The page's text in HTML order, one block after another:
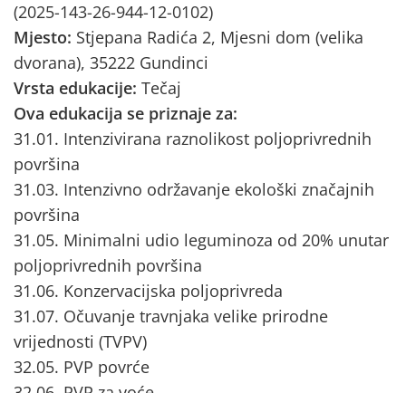
(2025-143-26-944-12-0102)
Mjesto: Stjepana Radića 2, Mjesni dom (velika
dvorana), 35222 Gundinci
Vrsta edukacije: Tečaj
Ova edukacija se priznaje za:
31.01. Intenzivirana raznolikost poljoprivrednih
površina
31.03. Intenzivno održavanje ekološki značajnih
površina
31.05. Minimalni udio leguminoza od 20% unutar
poljoprivrednih površina
31.06. Konzervacijska poljoprivreda
31.07. Očuvanje travnjaka velike prirodne
vrijednosti (TVPV)
32.05. PVP povrće